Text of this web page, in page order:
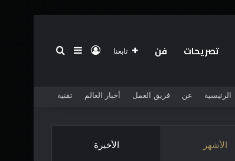
تصريحات فن تابعنا تسجيل الدخول
إضافة عمود جانبي
الرئيسية عن فريق العمل أخبار العالم تقنية
الأشهر الأخيرة